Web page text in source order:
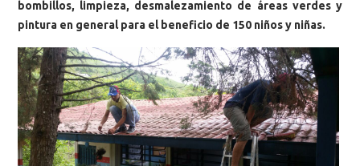
bombillos, limpieza, desmalezamiento de áreas verdes y
pintura en general para el beneficio de 150 niños y niñas.